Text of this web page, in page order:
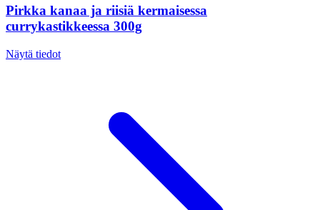
Pirkka kanaa ja riisiä kermaisessa
currykastikkeessa 300g
Näytä tiedot